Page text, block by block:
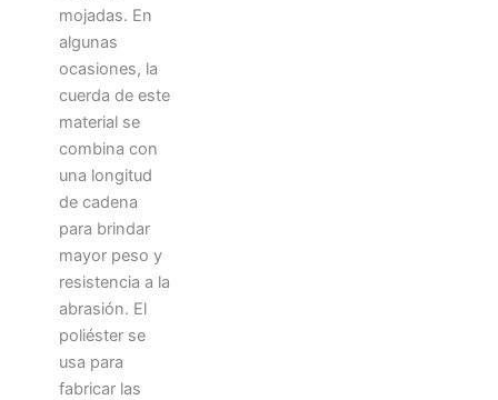
mojadas. En
algunas
ocasiones, la
cuerda de este
material se
combina con
una longitud
de cadena
para brindar
mayor peso y
resistencia a la
abrasión. El
poliéster se
usa para
fabricar las